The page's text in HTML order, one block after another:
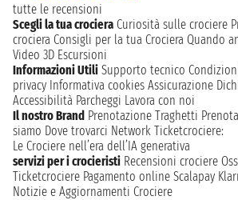
tutte le recensioni
Scegli la tua crociera Curiosità sulle crociere
crociera Consigli per la tua Crociera Quando
Video 3D Escursioni
Informazioni Utili Supporto tecnico
privacy Informativa cookies Assicurazione
Accessibilità Parcheggi Lavora con noi
Il nostro Brand Prenotazione Traghetti
siamo Dove trovarci Network Ticketcrociere:
Le Crociere nell’era dell’IA generativa
servizi per i crocieristi Recensioni crociere
Ticketcrociere Pagamento online Scalapay
Notizie e Aggiornamenti Crociere